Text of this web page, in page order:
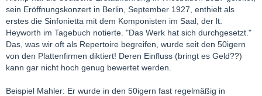
sein Eröffnungskonzert in Berlin, September 1927, enthielt als
erstes die Sinfonietta mit dem Komponisten im Saal, der lt.
Heyworth im Tagebuch notierte. "Das Werk hat sich durchgesetzt."
Das, was wir oft als Repertoire begreifen, wurde seit den 50igern
von den Plattenfirmen diktiert! Deren Einfluss (bringt es Geld??)
kann gar nicht hoch genug bewertet werden.
Beispiel Mahler: Er wurde in den 50igern fast regelmäßig in